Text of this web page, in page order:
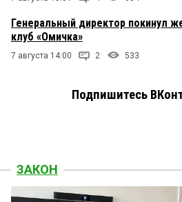
Генеральный директор покинул
клуб «Омичка»
7 августа 14:00 2 533
Подпишитесь
ЗАКОН